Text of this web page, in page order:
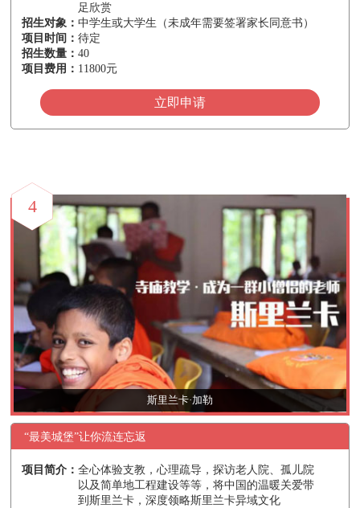
足欣赏
招生对象： 中学生或大学生（未成年需要签署家长同意书）
项目时间： 待定
招生数量： 40
项目费用： 11800元
立即申请
斯里兰卡·加勒
4
“最美城堡”让你流连忘返
项目简介： 全心体验支教，心理疏导，探访老人院、孤儿院
以及简单地工程建设等等，将中国的温暖关爱带
到斯里兰卡，深度领略斯里兰卡异域文化